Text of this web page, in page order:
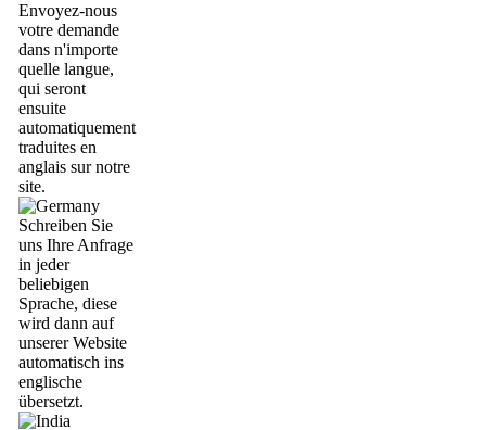
Envoyez-nous
votre demande
dans n'importe
quelle langue,
qui seront
ensuite
automatiquement
traduites en
anglais sur notre
site.
Schreiben Sie
uns Ihre Anfrage
in jeder
beliebigen
Sprache, diese
wird dann auf
unserer Website
automatisch ins
englische
übersetzt.